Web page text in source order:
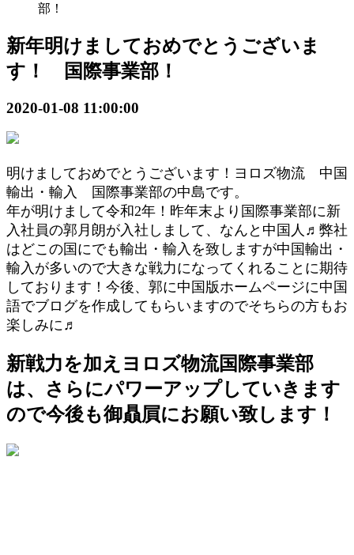
部！
新年明けましておめでとうございま
す！ 国際事業部！
2020-01-08 11:00:00
明けましておめでとうございます！ヨロズ物流 中国
輸出・輸入 国際事業部の中島です。
年が明けまして令和2年！昨年末より 国際事業部に新
入社員の郭月朗が入社しまして、なんと中国人♬弊社
はどこの国にでも輸出・輸入を致しますが中国輸出・
輸入が多いので大きな戦力になってくれることに期待
しております！今後、郭に中国版ホームページに中国
語でブログを作成してもらいますのでそちらの方もお
楽しみに♬
新戦力を加えヨロズ物流国際事業部
は、さらにパワーアップしていきます
ので今後も御贔屓にお願い致します！